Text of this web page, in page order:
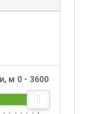
м 0 - 3600